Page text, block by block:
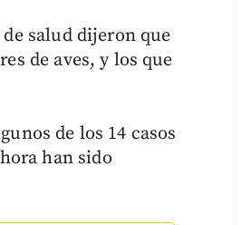
salud dijeron que
de aves, y los que
de los 14 casos
han sido